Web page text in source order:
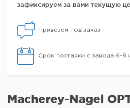
зафиксируем за вами текущую
Привезем под заказ
Срок поставки с завода 6-8
Macherey-Nagel